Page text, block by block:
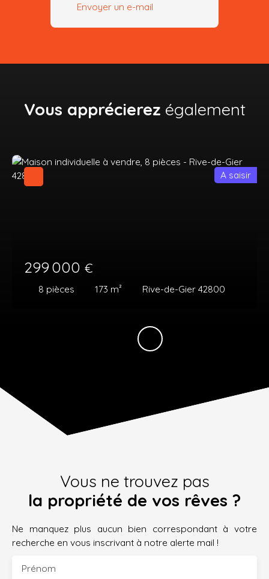
Envoyer un e-mail
Vous apprécierez également
299 000 €
8 pièces 173 m² Rive-de-Gier 42800
A saisir
Vous ne trouvez pas
la propriété de vos rêves ?
Ne manquez plus aucun bien correspondant à votre
recherche en vous inscrivant à notre alerte mail !
Prénom